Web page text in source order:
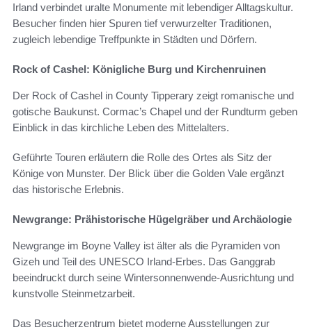
Irland verbindet uralte Monumente mit lebendiger Alltagskultur.
Besucher finden hier Spuren tief verwurzelter Traditionen,
zugleich lebendige Treffpunkte in Städten und Dörfern.
Rock of Cashel: Königliche Burg und Kirchenruinen
Der Rock of Cashel in County Tipperary zeigt romanische und
gotische Baukunst. Cormac’s Chapel und der Rundturm geben
Einblick in das kirchliche Leben des Mittelalters.
Geführte Touren erläutern die Rolle des Ortes als Sitz der
Könige von Munster. Der Blick über die Golden Vale ergänzt
das historische Erlebnis.
Newgrange: Prähistorische Hügelgräber und Archäologie
Newgrange im Boyne Valley ist älter als die Pyramiden von
Gizeh und Teil des UNESCO Irland-Erbes. Das Ganggrab
beeindruckt durch seine Wintersonnenwende-Ausrichtung und
kunstvolle Steinmetzarbeit.
Das Besucherzentrum bietet moderne Ausstellungen zur